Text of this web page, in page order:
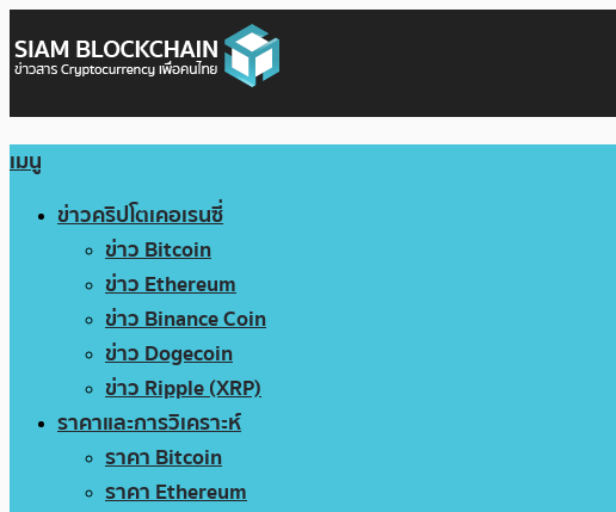
เมนู
ข่าวคริปโตเคอเรนซี่
ข่าว Bitcoin
ข่าว Ethereum
ข่าว Binance Coin
ข่าว Dogecoin
ข่าว Ripple (XRP)
ราคาและการวิเคราะห์
ราคา Bitcoin
ราคา Ethereum